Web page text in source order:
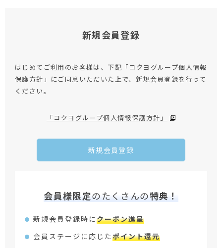
新規会員登録
はじめてご利用のお客様は、下記「コクヨグループ個人情報
保護方針」にご同意いただいた上で、新規会員登録を行って
ください。
「コクヨグループ個人情報保護方針」
新規会員登録
会員様限定のたくさんの特典！
新規会員登録時にクーポン進呈
会員ステージに応じたポイント還元